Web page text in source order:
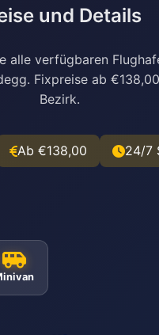
und Details
alle verfügbaren
Fixpreise ab
Bezirk.
Ab €138,00 24/7